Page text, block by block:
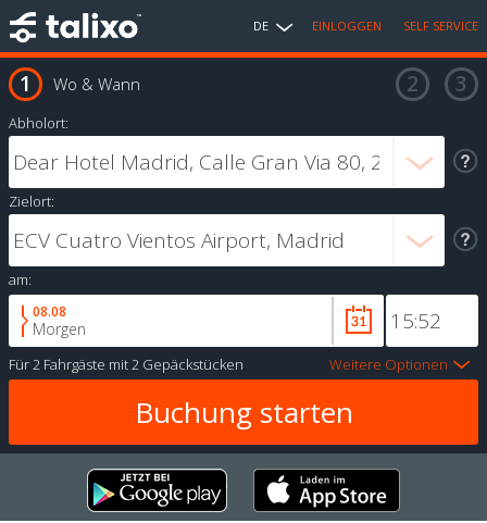
DE EINLOGGEN SELF SERVICE
Wo & Wann
Abholort:
Zielort:
am:
08.08
Morgen
Für2 Fahrgäste mit2 Gepäckstücken Weitere Optionen